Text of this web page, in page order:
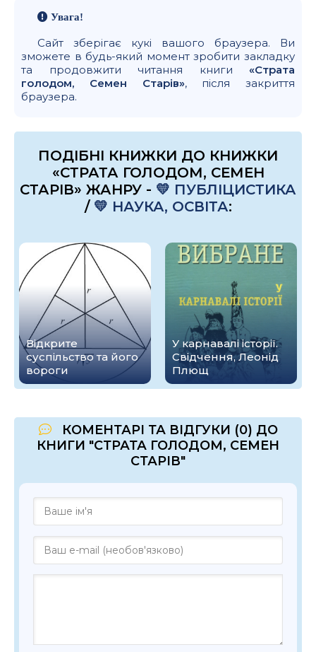
Увага!
Сайт зберігає кукі вашого браузера. Ви
зможете в будь-який момент зробити закладку
та продовжити читання книги «Страта
голодом, Семен Старів», після закриття
браузера.
ПОДІБНІ КНИЖКИ ДО КНИЖКИ
«СТРАТА ГОЛОДОМ, СЕМЕН
СТАРІВ» ЖАНРУ - 💛 ПУБЛІЦИСТИКА
/ 💛 НАУКА, ОСВІТА:
Відкрите
суспільство та його
вороги
У карнавалі історії.
Свідчення, Леонід
Плющ
КОМЕНТАРІ ТА ВІДГУКИ (0) ДО
КНИГИ "СТРАТА ГОЛОДОМ, СЕМЕН
СТАРІВ"